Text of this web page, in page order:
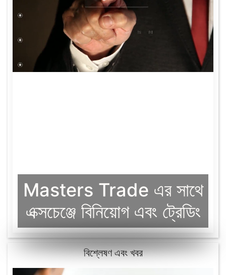
বিশ্লেষণ এবং খবর
Masters Trade এর সাথে
এক্সচেঞ্জে বিনিয়োগ এবং ট্রেডিং